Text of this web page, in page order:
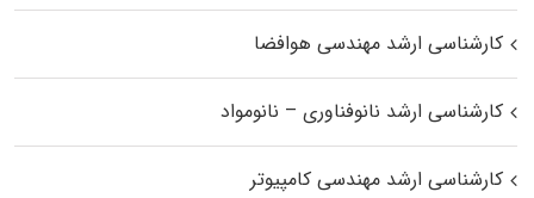
کارشناسی ارشد مهندسی هوافضا
کارشناسی ارشد نانوفناوری – نانومواد
کارشناسی ارشد مهندسی کامپیوتر